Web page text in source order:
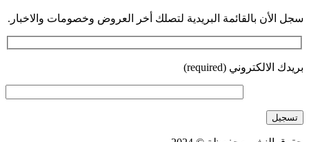
سجل الأن بالقائمة البريدية لتصلك أخر العروض وخصومات والاخبار.
بريدك الالكتروني (required)